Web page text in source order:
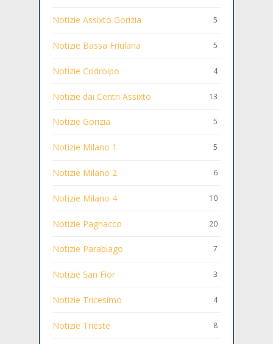
Notizie Assixto Gorizia 5
Notizie Bassa Friulana 5
Notizie Codroipo 4
Notizie dai Centri Assixto 13
Notizie Gorizia 5
Notizie Milano 1 5
Notizie Milano 2 6
Notizie Milano 4 10
Notizie Pagnacco 20
Notizie Parabiago 7
Notizie San Fior 3
Notizie Tricesimo 4
Notizie Trieste 8